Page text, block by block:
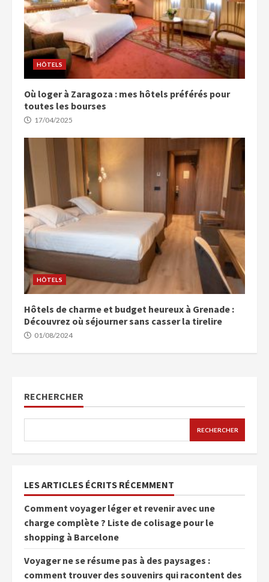
HÔTELS
Où loger à Zaragoza : mes hôtels préférés pour
toutes les bourses
17/04/2025
HÔTELS
Hôtels de charme et budget heureux à Grenade :
Découvrez où séjourner sans casser la tirelire
01/08/2024
RECHERCHER
RECHERCHER
LES ARTICLES ÉCRITS RÉCEMMENT
Comment voyager léger et revenir avec une
charge complète ? Liste de colisage pour le
shopping à Barcelone
Voyager ne se résume pas à des paysages :
comment trouver des souvenirs qui racontent des